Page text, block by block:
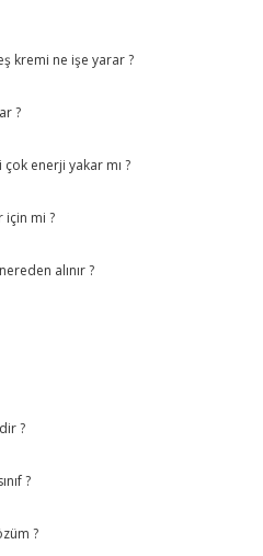
kremi ne işe yarar ?
?
çok enerji yakar mı ?
için mi ?
alınır ?
?
?
?